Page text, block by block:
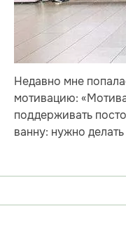
Недавно мне
мотивацию:
поддерживать
ванну: нужно